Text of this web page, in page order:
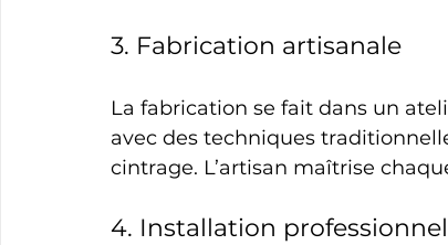
3. Fabrication artisanale
La fabrication se fait dans un
avec des techniques
cintrage. L’artisan maîtrise
4. Installation